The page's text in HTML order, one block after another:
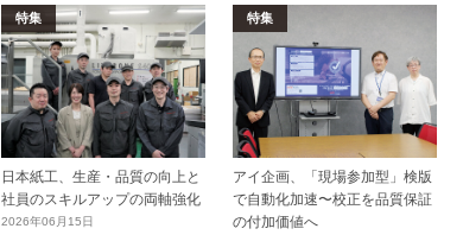
特集
日本紙工、生産・品質の向上と
社員のスキルアップの両軸強化
2026年06月15日
特集
アイ企画、「現場参加型」検版
で自動化加速〜校正を品質保証
の付加価値へ